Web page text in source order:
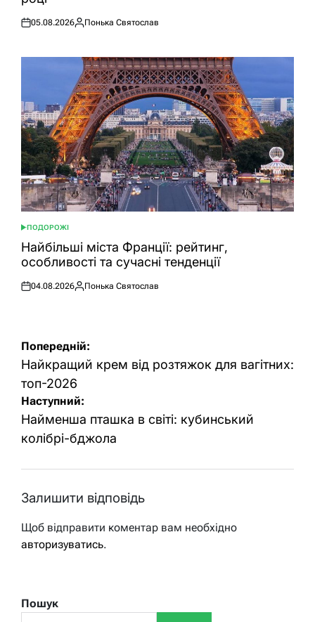
Оприлюднено
05.08.2026
Опубліковано
Понька Святослав
ОПУБЛІКУВАТИ
У
ПОДОРОЖІ
Найбільші міста Франції: рейтинг,
особливості та сучасні тенденції
Оприлюднено
04.08.2026
Опубліковано
Понька Святослав
Навігація
записів
Попередній:
Найкращий крем від розтяжок для вагітних:
топ-2026
Наступний:
Найменша пташка в світі: кубинський
колібрі-бджола
Залишити відповідь
Щоб відправити коментар вам необхідно
авторизуватись.
Пошук